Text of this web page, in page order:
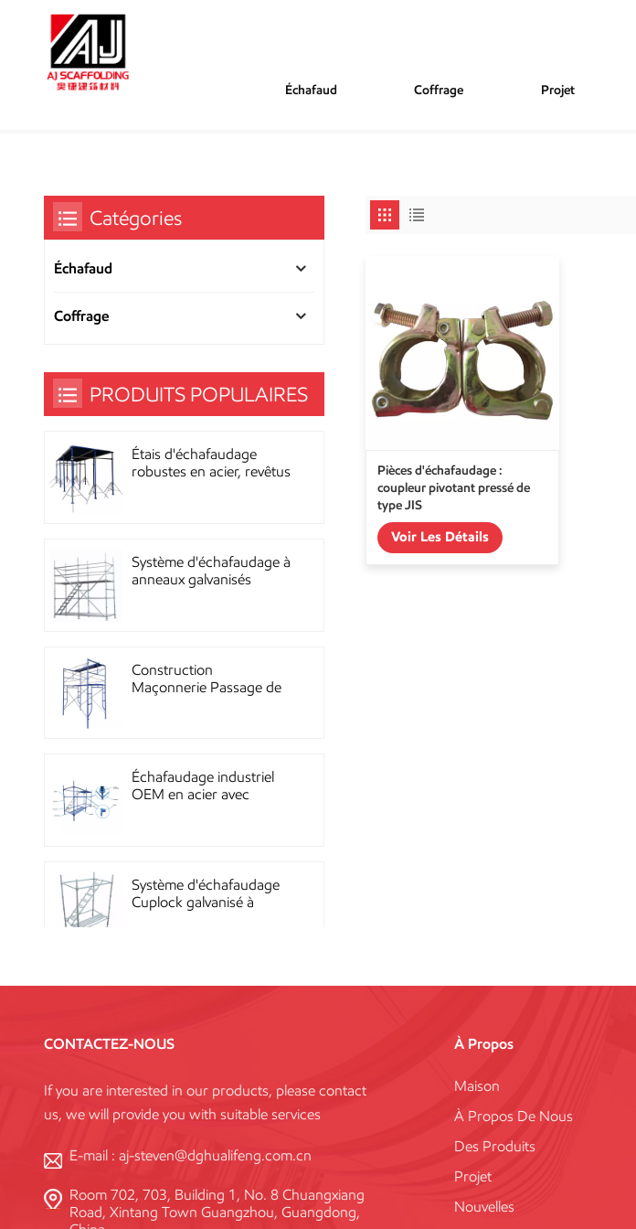
Échafaud Coffrage Projet
Pièces d'échafaudage :
coupleur pivotant pressé de
type JIS
Voir Les Détails
Catégories
Échafaud
Coffrage
PRODUITS POPULAIRES
Étais d'échafaudage
robustes en acier, revêtus
Système d'échafaudage à
anneaux galvanisés
Construction
Maçonnerie Passage de
Échafaudage industriel
OEM en acier avec
Système d'échafaudage
Cuplock galvanisé à
Chine
Échafaudage à
verrouillage annulaire
haute résistance, norme
Système de coffrage en
acier réutilisable à haute
CONTACTEZ-NOUS
If you are interested in our products, please contact
us, we will provide you with suitable services
E-mail : aj-steven@dghualifeng.com.cn
Room 702, 703, Building 1, No. 8 Chuangxiang
Road, Xintang Town Guangzhou, Guangdong,
À Propos
Maison
À Propos De Nous
Des Produits
Projet
Nouvelles